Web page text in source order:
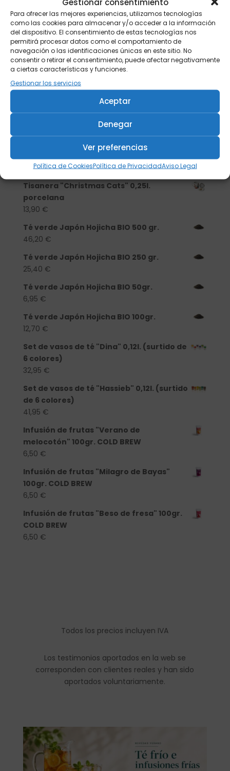
Para ofrecer las mejores experiencias, utilizamos tecnologías
como las cookies para almacenar y/o acceder a la información
del dispositivo. El consentimiento de estas tecnologías nos
permitirá procesar datos como el comportamiento de
navegación o las identificaciones únicas en este sitio. No
consentir o retirar el consentimiento, puede afectar negativamente
a ciertas características y funciones.
Gestionar los servicios
Aceptar
Denegar
Ver preferencias
Política de CookiesPolítica de PrivacidadAviso Legal
Buscar
Productos
Tisanera "Christmas Cats" 0,25l.
porcelana
13,90 €
Té verde Japón Hojicha BIO 500 gr.
46,20 €
Té verde Japón Hojicha BIO 250 gr.
25,40 €
Té verde Japón Hojicha BIO 50gr.
6,95 €
Té verde Japón Hojicha BIO 100gr.
12,70 €
Set de vasos de té "Dina" 0,12l. (surtido de
6 colores)
32,95 €
Set de vasos de té "Hassieb" 0,12l. (surtido
de 6 colores)
41,95 €
Infusión de frutas "Verano de
melocotón" 100gr. COLD BREW
6,50 €
Infusión de frutas "Milagro de Bayas"
100gr. COLD BREW
6,50 €
Infusión de frutas "Beso de fresa" 100gr.
COLD BREW
6,50 €
Todos los precios incluyen IVA
Los testimonios aportados en la web se
corresponden con clientes reales y han sido
aportados voluntariamente.